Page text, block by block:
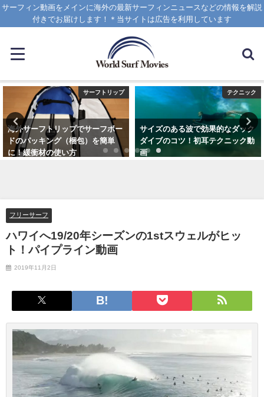
サーフィン動画をメインに海外の最新サーフィンニュースなどの情報を解説
付きでお届けします！＊当サイトは広告を利用しています
サーフトリップ
海外サーフトリップでサーフボー
ドのパッキング（梱包）を簡単
に！緩衝材の使い方
テクニック
サイズのある波で効果的なダック
ダイブのコツ！初耳テクニック動
画
フリーサーフ
ハワイへ19/20年シーズンの1stスウェルがヒッ
ト！パイプライン動画
2019年11月2日